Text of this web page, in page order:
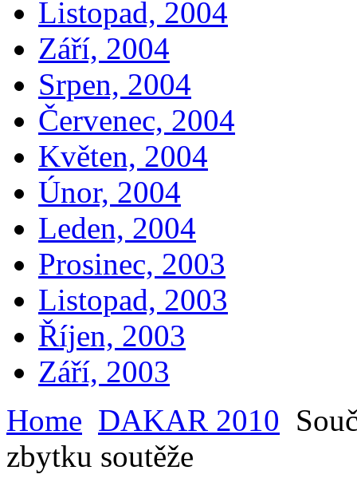
Listopad, 2004
Září, 2004
Srpen, 2004
Červenec, 2004
Květen, 2004
Únor, 2004
Leden, 2004
Prosinec, 2003
Listopad, 2003
Říjen, 2003
Září, 2003
Home DAKAR 2010
zbytku soutěže